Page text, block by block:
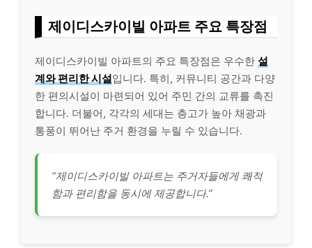
제이디스카이빌 아파트 주요 특장점
제이디스카이빌 아파트의 주요 특장점은 우수한 설
계와 편리한 시설입니다. 특히, 커뮤니티 공간과 다양
한 편의시설이 마련되어 있어 주민 간의 교류를 촉진
합니다. 더불어, 각각의 세대는 층고가 높아 채광과
통풍이 뛰어난 주거 환경을 누릴 수 있습니다.
“제이디스카이빌 아파트는 주거자들에게 쾌적
함과 편리함을 동시에 제공합니다.”